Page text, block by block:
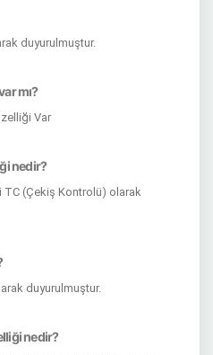
duyurulmuştur.
mı?
Var
nedir?
(Çekiş Kontrolü) olarak
duyurulmuştur.
nedir?